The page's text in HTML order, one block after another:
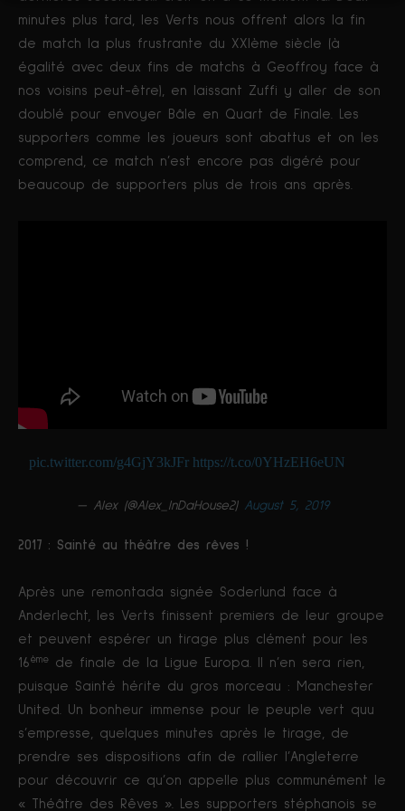
minutes plus tard, les Verts nous offrent alors la fin
de match la plus frustrante du XXIème siècle (à
égalité avec deux fins de matchs à Geoffroy face à
nos voisins peut-être), en laissant Zuffi y aller de son
doublé pour envoyer Bâle en Quart de Finale. Les
supporters comme les joueurs sont abattus et on les
comprend, ce match n’est encore pas digéré pour
beaucoup de supporters plus de trois ans après.
pic.twitter.com/g4GjY3kJFr https://t.co/0YHzEH6eUN
— Alex (@Alex_InDaHouse2) August 5, 2019
2017 : Sainté au théâtre des rêves !
Après une remontada signée Soderlund face à
Anderlecht, les Verts finissent premiers de leur groupe
et peuvent espérer un tirage plus clément pour les
16ème
de finale de la Ligue Europa. Il n’en sera rien,
puisque Sainté hérite du gros morceau : Manchester
United. Un bonheur immense pour le peuple vert quu
s’empresse, quelques minutes après le tirage, de
prendre ses dispositions afin de rallier l’Angleterre
pour découvrir ce qu’on appelle plus communément le
« Théâtre des Rêves ». Les supporters stéphanois se